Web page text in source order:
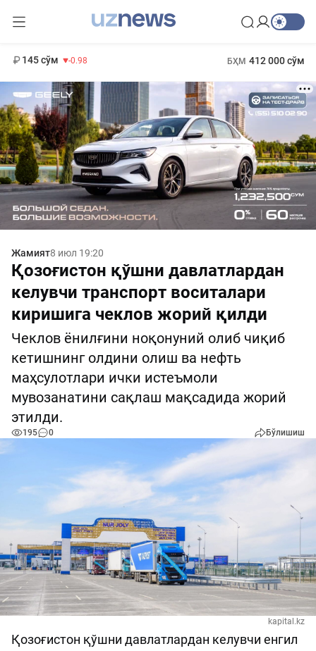
145 сўм -0.98 БҲМ 412 000 сўм
Жамият8 июл 19:20
Қозоғистон қўшни давлатлардан
келувчи транспорт воситалари
киришига чеклов жорий қилди
Чеклов ёнилғини ноқонуний олиб чиқиб
кетишнинг олдини олиш ва нефть
маҳсулотлари ички истеъмоли
мувозанатини сақлаш мақсадида жорий
этилди.
195 0 Бўлишиш
kapital.kz
Қозоғистон қўшни давлатлардан келувчи енгил